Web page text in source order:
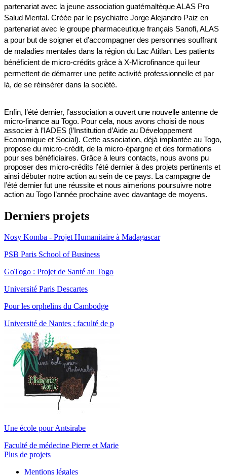
partenariat avec la jeune association guatémaltèque ALAS Pro
Salud Mental. Créée par le psychiatre Jorge Alejandro Paiz en
partenariat avec le groupe pharmaceutique français Sanofi, ALAS
a pour but de soigner et d’accompagner des personnes souffrant
de maladies mentales dans la région du Lac Atitlan. Les patients
bénéficient de micro-crédits grâce à X-Microfinance qui leur
permettent de démarrer une petite activité professionnelle et par
là, de se réinsérer dans la société.
Enfin, l’été dernier, l’association a ouvert une nouvelle antenne de
micro-finance au Togo. Pour cela, nous avons choisi de nous
associer à l’IADES (l’Institution d’Aide au Développement
Economique et Social). Cette association, déjà implantée au Togo,
propose du micro-crédit, de la micro-épargne et des formations
pour ses bénéficiaires. Grâce à leurs contacts, nous avons pu
proposer des micro-crédits l’été dernier à des projets pertinents et
ainsi débuter notre action au sein de ce pays. La campagne de
l’été dernier fut une réussite et nous aimerions poursuivre notre
action au Togo l’année prochaine avec davantage de moyens.
Derniers projets
Nosy Komba - Projet Humanitaire à Madagascar
PSB Paris School of Business
GoTogo : Projet de Santé au Togo
Université Paris Descartes
Pour les orphelins du Cambodge
Université de Nantes ; faculté de p
Une école pour Antsirabe
Faculté de médecine Pierre et Marie
Plus de projets
Mentions légales